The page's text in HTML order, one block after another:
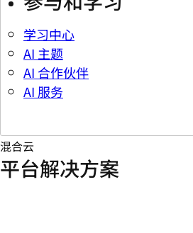
学习中心
AI 主题
AI 合作伙伴
AI 服务
混合云
平台解决方案